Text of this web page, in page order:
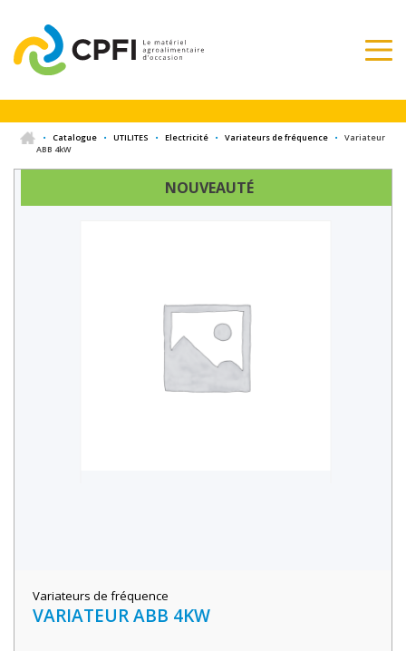
• Catalogue • UTILITES • Electricité • Variateurs de fréquence •
Variateur
ABB 4kW
NOUVEAUTÉ
Variateurs de fréquence
VARIATEUR ABB 4KW